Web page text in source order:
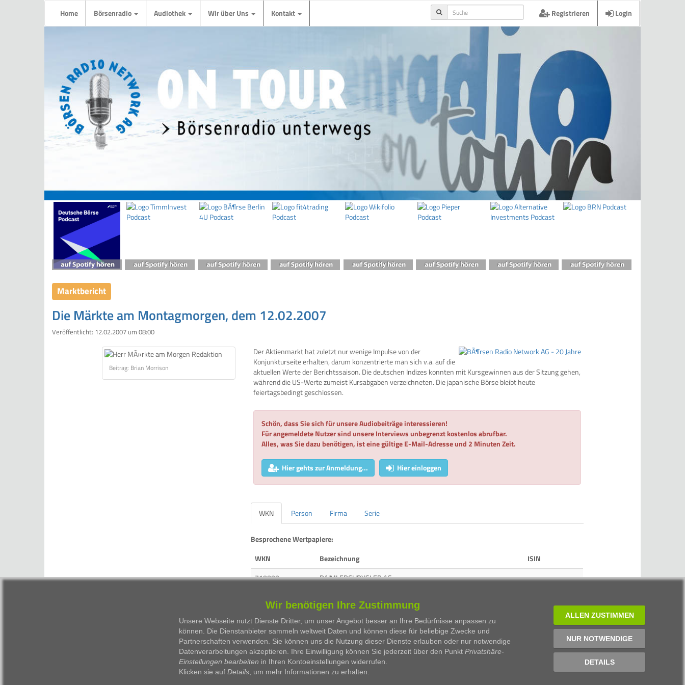
Home Börsenradio Audiothek Wir über Uns Kontakt Registrieren Login
Marktbericht
Die Märkte am Montagmorgen, dem 12.02.2007
Veröffentlicht: 12.02.2007 um 08:00
Beitrag: Brian Morrison
Der Aktienmarkt hat zuletzt nur wenige Impulse von der
Konjunkturseite erhalten, darum konzentrierte man sich v.a. auf die
aktuellen Werte der Berichtssaison. Die deutschen Indizes konnten mit Kursgewinnen aus der Sitzung gehen,
während die US-Werte zumeist Kursabgaben verzeichneten. Die japanische Börse bleibt heute
feiertagsbedingt geschlossen.
Schön, dass Sie sich für unsere Audiobeiträge interessieren!
Für angemeldete Nutzer sind unsere Interviews unbegrenzt kostenlos abrufbar.
Alles, was Sie dazu benötigen, ist eine gültige E-Mail-Adresse und 2 Minuten Zeit.
Hier gehts zur Anmeldung... Hier einloggen
WKN Person Firma Serie
Besprochene Wertpapiere:
WKN
Bezeichnung
ISIN
710000
DAIMLERCHRYSLER AG
803200
COMMERZBANK AG
750000
THYSSENKRUPP AG
Wir benötigen Ihre Zustimmung
Unsere Webseite nutzt Dienste Dritter, um unser Angebot besser an Ihre Bedürfnisse anpassen zu
können. Die Dienstanbieter sammeln weltweit Daten und können diese für beliebige Zwecke und
Partnerschaften verwenden. Sie können uns die Nutzung dieser Dienste erlauben oder nur notwendige
Datenverarbeitungen akzeptieren. Ihre Einwilligung können Sie jederzeit über den Punkt Privatshäre-
Einstellungen bearbeiten in Ihren Kontoeinstellungen widerrufen.
Klicken sie auf Details , um mehr Informationen zu erhalten.
ALLEN ZUSTIMMEN
NUR NOTWENDIGE
DETAILS